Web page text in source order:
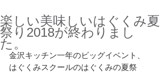
楽しい美味しいはぐくみ夏
祭り2018が終わりまし
た。
金沢キッチン一年のビッグイベント、
はぐくみスクールのはぐくみの夏祭